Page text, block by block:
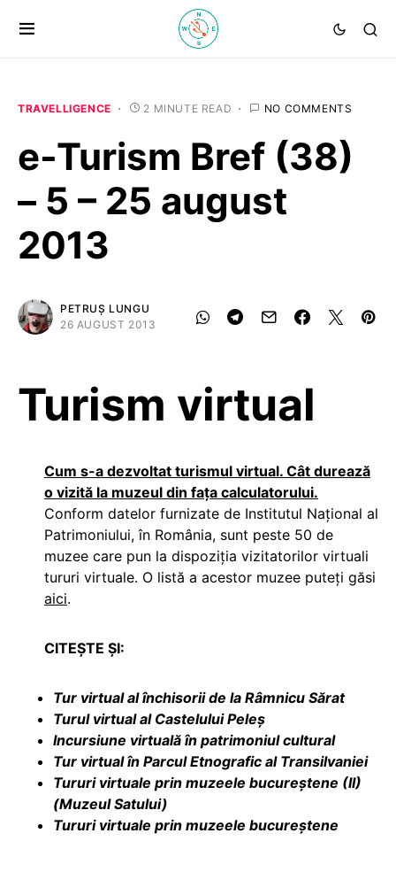
TRAVELLIGENCE 2 MINUTE READ NO COMMENTS
e-Turism Bref (38)
– 5 – 25 august
2013
PETRUȘ LUNGU
26 AUGUST 2013
Turism virtual
Cum s-a dezvoltat turismul virtual. Cât durează
o vizită la muzeul din faţa calculatorului.
Conform datelor furnizate de Institutul Naţional al
Patrimoniului, în România, sunt peste 50 de
muzee care pun la dispoziţia vizitatorilor virtuali
tururi virtuale. O listă a acestor muzee puteţi găsi
aici.
CITEȘTE ȘI:
Tur virtual al închisorii de la Râmnicu Sărat
Turul virtual al Castelului Peleș
Incursiune virtuală în patrimoniul cultural
Tur virtual în Parcul Etnografic al Transilvaniei
Tururi virtuale prin muzeele bucureştene (II)
(Muzeul Satului)
Tururi virtuale prin muzeele bucureştene